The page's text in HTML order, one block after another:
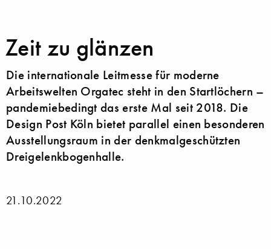
Zeit zu glänzen
Die internationale Leitmesse für moderne
Arbeitswelten Orgatec steht in den Startlöchern –
pandemiebedingt das erste Mal seit 2018. Die
Design Post Köln bietet parallel einen besonderen
Ausstellungsraum in der denkmalgeschützten
Dreigelenkbogenhalle.
21.10.2022